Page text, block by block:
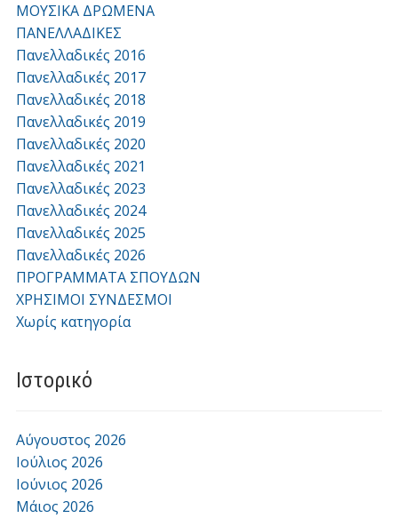
ΜΟΥΣΙΚΑ ΔΡΩΜΕΝΑ
ΠΑΝΕΛΛΑΔΙΚΕΣ
Πανελλαδικές 2016
Πανελλαδικές 2017
Πανελλαδικές 2018
Πανελλαδικές 2019
Πανελλαδικές 2020
Πανελλαδικές 2021
Πανελλαδικές 2023
Πανελλαδικές 2024
Πανελλαδικές 2025
Πανελλαδικές 2026
ΠΡΟΓΡΑΜΜΑΤΑ ΣΠΟΥΔΩΝ
ΧΡΗΣΙΜΟΙ ΣΥΝΔΕΣΜΟΙ
Χωρίς κατηγορία
Ιστορικό
Αύγουστος 2026
Ιούλιος 2026
Ιούνιος 2026
Μάιος 2026